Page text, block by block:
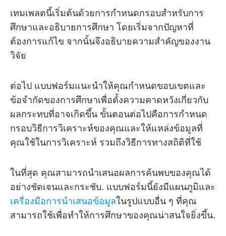
เทมเพลตนี้เริ่มต้นด้วยการกำหนดกรอบสำหรับการ
ศึกษาและอธิบายการศึกษา โดยเริ่มจากปัญหาที่
ต้องการแก้ไข จากนั้นจึงอธิบายความสำคัญของงาน
วิจัย
ต่อไป แบบฟอร์มแนะนำให้คุณกำหนดขอบเขตและ
ข้อจำกัดของการศึกษาเพื่อตั้งความคาดหวังเกี่ยวกับ
ผลกระทบที่อาจเกิดขึ้น ขั้นตอนต่อไปคือการกำหนด
กรอบวิธีการวิเคราะห์ของคุณและให้แหล่งข้อมูลที่
คุณใช้ในการวิเคราะห์ รวมถึงวิธีการทางสถิติที่ใช้
ในที่สุด คุณสามารถนำเสนอผลการค้นพบของคุณได้
อย่างชัดเจนและกระชับ. แบบฟอร์มนี้ยังมีแผนภูมิและ
เครื่องมือการนำเสนอข้อมูลในรูปแบบอื่น ๆ ที่คุณ
สามารถใช้เพื่อทำให้การศึกษาของคุณน่าสนใจยิ่งขึ้น.